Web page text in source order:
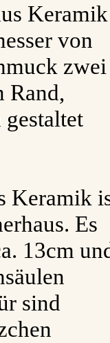
Keramik
von
zwei
Rand,
gestaltet
Keramik
Es
13cm
sind